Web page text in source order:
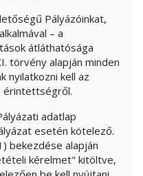
Pályázóinkat,
– a
átláthatósága
törvény alapján minden
nyilatkozni kell az
érintettségről.
adatlap
esetén kötelező.
bekezdése alapján
kérelmet" kitöltve,